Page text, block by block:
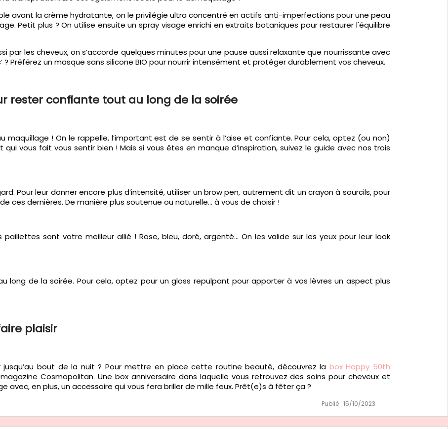
avant la crème hydratante, on le privilégie ultra concentré en actifs anti-imperfections pour une peau
Petit plus ? On utilise ensuite un spray visage enrichi en extraits botaniques pour restaurer l'équilibre
par les cheveux, on s’accorde quelques minutes pour une pause aussi relaxante que nourrissante avec
? Préférez un masque sans silicone BIO pour nourrir intensément et protéger durablement vos cheveux.
rester confiante tout au long de la soirée
maquillage ! On le rappelle, l’important est de se sentir à l’aise et confiante. Pour cela, optez (ou non)
vous fait vous sentir bien ! Mais si vous êtes en manque d’inspiration, suivez le guide avec nos trois
Pour leur donner encore plus d’intensité, utiliser un brow pen, autrement dit un crayon à sourcils, pour
ces dernières. De manière plus soutenue ou naturelle… à vous de choisir !
sont votre meilleur allié ! Rose, bleu, doré, argenté… On les valide sur les yeux pour leur look
long de la soirée. Pour cela, optez pour un gloss repulpant pour apporter à vos lèvres un aspect plus
plaisir
bout de la nuit ? Pour mettre en place cette routine beauté, découvrez la box Happy 50th
Cosmopolitan. Une box anniversaire dans laquelle vous retrouvez des soins pour cheveux et
avec, en plus, un accessoire qui vous fera briller de mille feux. Prêt(e)s à fêter ça ?
Publié : 15/10/2023